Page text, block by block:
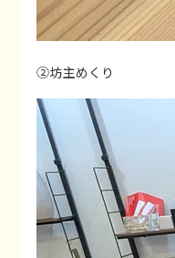
②坊主めくり